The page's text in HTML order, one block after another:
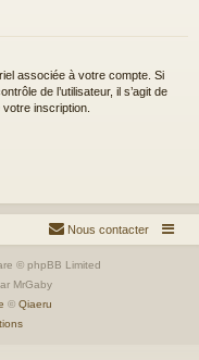
associée à votre compte. Si
de l’utilisateur, il s’agit de
inscription.
Nous contacter
© phpBB Limited
MrGaby
© Qiaeru